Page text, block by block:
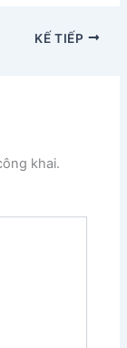
KẾ TIẾP
khai.